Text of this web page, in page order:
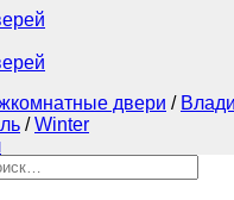
двери /
/ Winter